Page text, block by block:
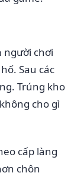
người chơi
Sau các
Trúng kho
cho gì
cấp làng
chôn